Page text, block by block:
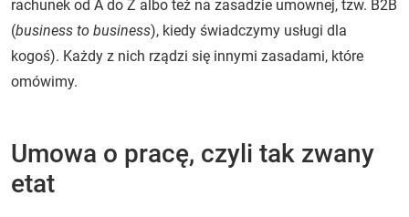
rachunek od A do Z albo też na zasadzie umownej, tzw. B2B
(business to business), kiedy świadczymy usługi dla
kogoś). Każdy z nich rządzi się innymi zasadami, które
omówimy.
Umowa o pracę, czyli tak zwany
etat